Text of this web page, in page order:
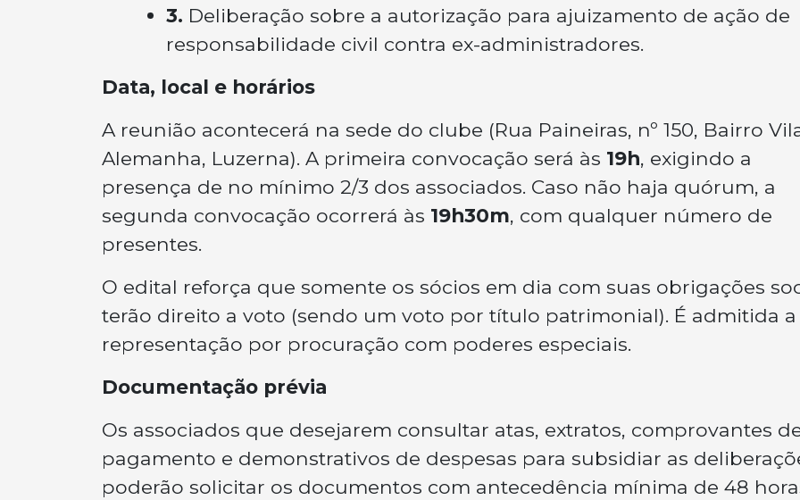
3. Deliberação sobre a autorização para ajuizamento de ação de
responsabilidade civil contra ex-administradores.
Data, local e horários
A reunião acontecerá na sede do clube (Rua Paineiras, nº 150, Bairro
Alemanha, Luzerna). A primeira convocação será às 19h, exigindo a
presença de no mínimo 2/3 dos associados. Caso não haja quórum, a
segunda convocação ocorrerá às 19h30m, com qualquer número de
presentes.
O edital reforça que somente os sócios em dia com suas obrigações
terão direito a voto (sendo um voto por título patrimonial). É admitida a
representação por procuração com poderes especiais.
Documentação prévia
Os associados que desejarem consultar atas, extratos, comprovantes
pagamento e demonstrativos de despesas para subsidiar as
poderão solicitar os documentos com antecedência mínima de 48